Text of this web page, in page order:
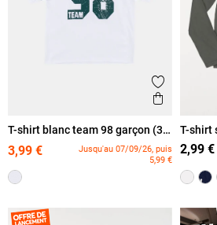
Ajouter aux
Aperçu
T-shirt blanc team 98 garçon (3-
12A)
3,99 €
Jusqu'au 07/09/26, puis
5,99 €
T-shirt
12A)
2,99 €